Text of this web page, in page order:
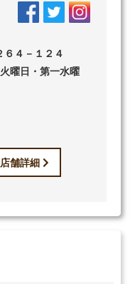
４－１２４
火曜日・第一水曜
店舗詳細